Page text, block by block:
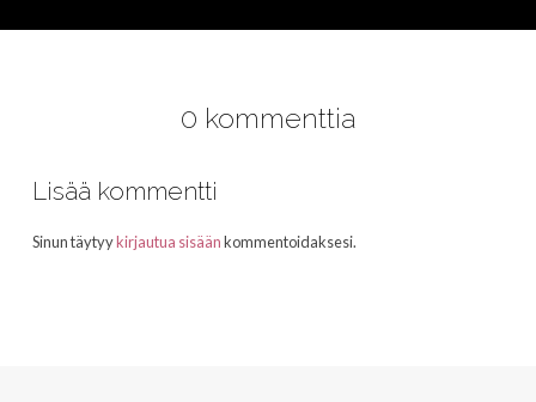
0 kommenttia
Lisää kommentti
Sinun täytyykirjautua sisäänkommentoidaksesi.